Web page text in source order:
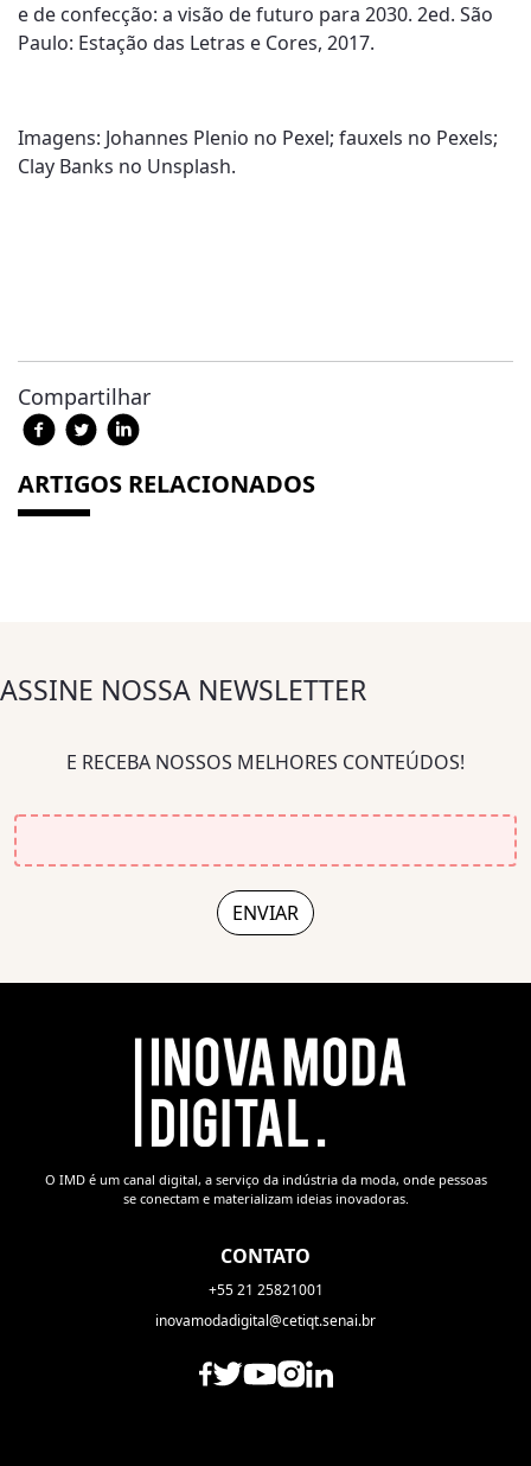
e de confecção: a visão de futuro para 2030. 2ed. São
Paulo: Estação das Letras e Cores, 2017.
Imagens: Johannes Plenio no Pexel; fauxels no Pexels;
Clay Banks no Unsplash.
Compartilhar
ARTIGOS RELACIONADOS
ASSINE NOSSA NEWSLETTER
E RECEBA NOSSOS MELHORES CONTEÚDOS!
O IMD é um canal digital, a serviço da indústria da moda, onde pessoas
se conectam e materializam ideias inovadoras.
CONTATO
+55 21 25821001
inovamodadigital@cetiqt.senai.br